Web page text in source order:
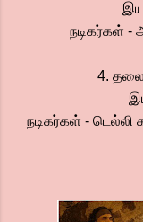
நடிகர்கள் -
4.
நடிகர்கள் -